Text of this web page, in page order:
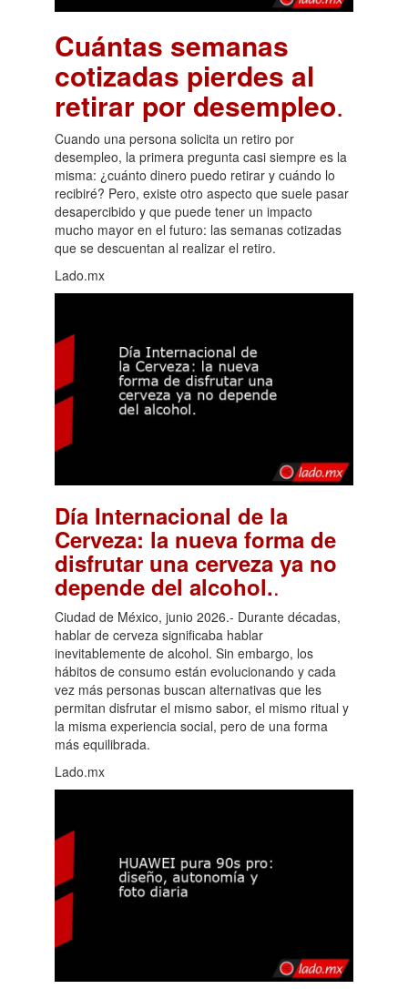
Cuántas semanas
cotizadas pierdes al
retirar por desempleo.
Cuando una persona solicita un retiro por
desempleo, la primera pregunta casi siempre es la
misma: ¿cuánto dinero puedo retirar y cuándo lo
recibiré? Pero, existe otro aspecto que suele pasar
desapercibido y que puede tener un impacto
mucho mayor en el futuro: las semanas cotizadas
que se descuentan al realizar el retiro.
Lado.mx
Día Internacional de la
Cerveza: la nueva forma de
disfrutar una cerveza ya no
depende del alcohol..
Ciudad de México, junio 2026.- Durante décadas,
hablar de cerveza significaba hablar
inevitablemente de alcohol. Sin embargo, los
hábitos de consumo están evolucionando y cada
vez más personas buscan alternativas que les
permitan disfrutar el mismo sabor, el mismo ritual y
la misma experiencia social, pero de una forma
más equilibrada.
Lado.mx